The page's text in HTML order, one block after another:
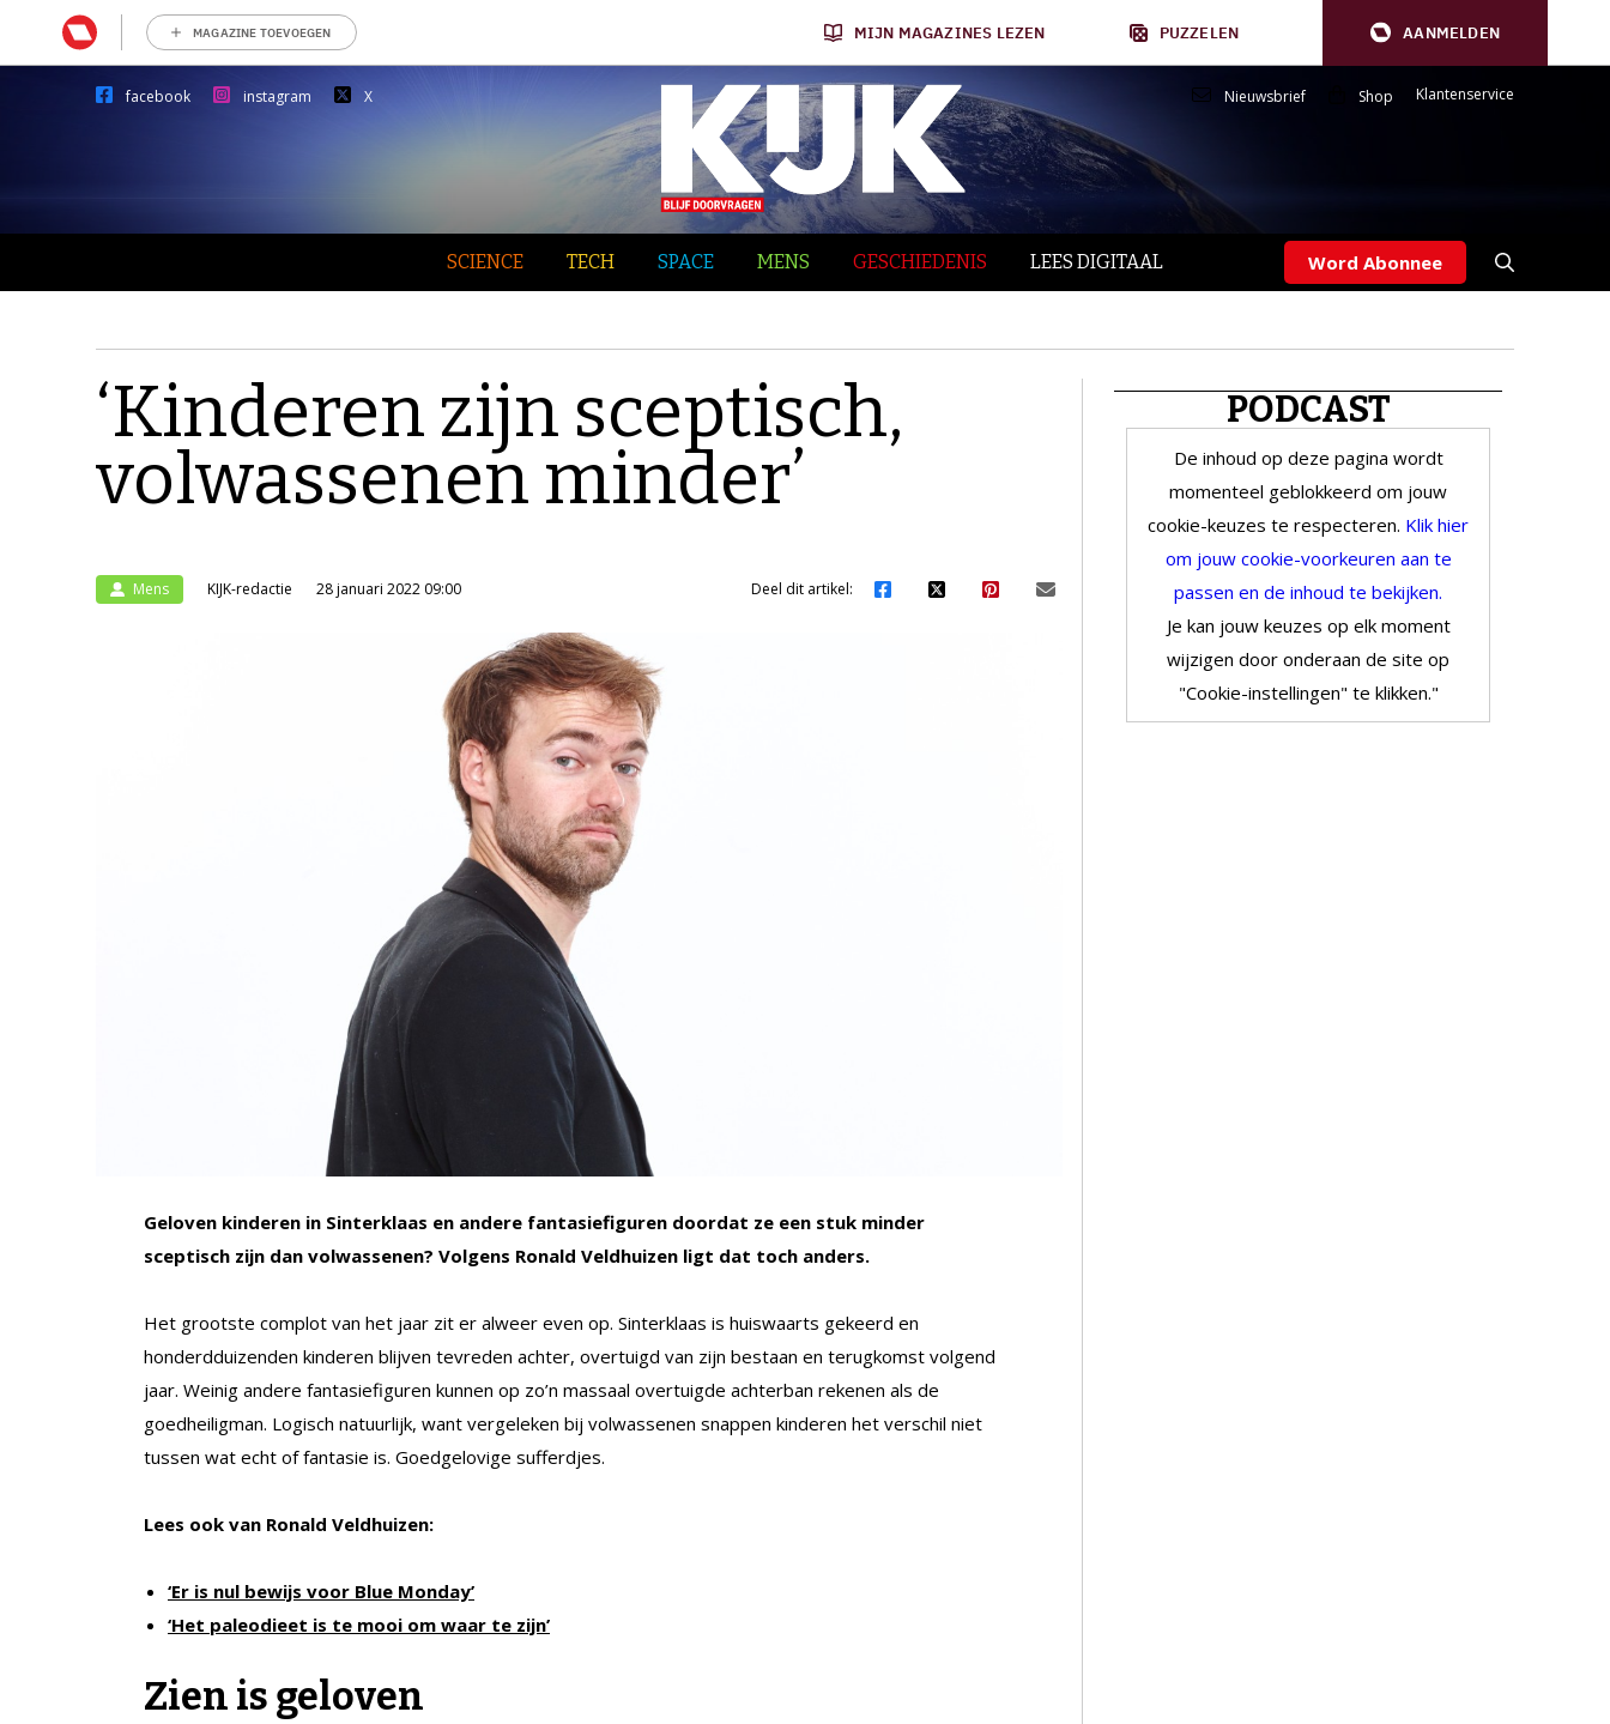
MAGAZINE TOEVOEGEN MIJN MAGAZINES LEZEN PUZZELEN AANMELDEN
facebook instagram X Nieuwsbrief Shop Klantenservice
SCIENCE TECH SPACE MENS GESCHIEDENIS LEES DIGITAAL Word Abonnee
‘Kinderen zijn sceptisch,
volwassenen minder’
Mens KIJK-redactie 28 januari 2022 09:00 Deel dit artikel:
Geloven kinderen in Sinterklaas en andere fantasiefiguren doordat ze een stuk minder
sceptisch zijn dan volwassenen? Volgens Ronald Veldhuizen ligt dat toch anders.
Het grootste complot van het jaar zit er alweer even op. Sinterklaas is huiswaarts gekeerd en
honderdduizenden kinderen blijven tevreden achter, overtuigd van zijn bestaan en terugkomst volgend
jaar. Weinig andere fantasiefiguren kunnen op zo’n massaal overtuigde achterban rekenen als de
goedheiligman. Logisch natuurlijk, want vergeleken bij volwassenen snappen kinderen het verschil niet
tussen wat echt of fantasie is. Goedgelovige sufferdjes.
Lees ook van Ronald Veldhuizen:
‘Er is nul bewijs voor Blue Monday’
‘Het paleodieet is te mooi om waar te zijn’
Zien is geloven
PODCAST
De inhoud op deze pagina wordt
momenteel geblokkeerd om jouw
cookie-keuzes te respecteren. Klik hier
om jouw cookie-voorkeuren aan te
passen en de inhoud te bekijken.
Je kan jouw keuzes op elk moment
wijzigen door onderaan de site op
"Cookie-instellingen" te klikken."